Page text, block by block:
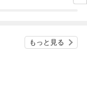
もっと見る